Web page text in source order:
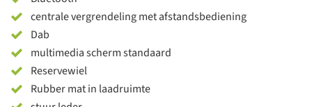
centrale vergrendeling met afstandsbediening
Dab
multimedia scherm standaard
Reservewiel
Rubber mat in laadruimte